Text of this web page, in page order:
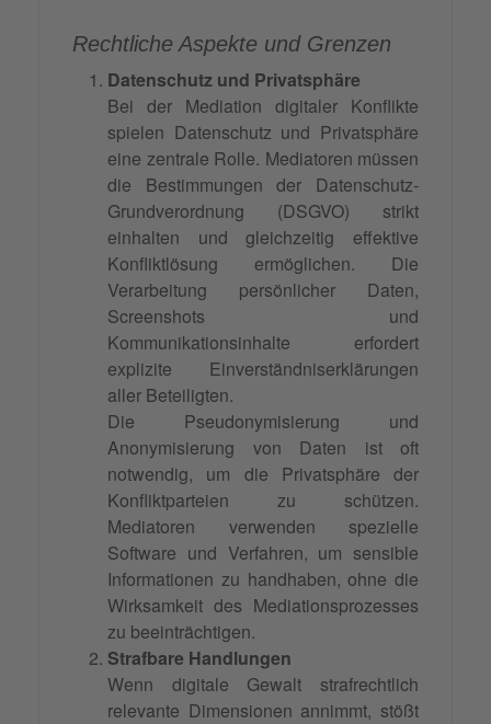
Rechtliche Aspekte und Grenzen
Datenschutz und Privatsphäre
Bei der Mediation digitaler Konflikte
spielen Datenschutz und Privatsphäre
eine zentrale Rolle. Mediatoren müssen
die Bestimmungen der Datenschutz-
Grundverordnung (DSGVO) strikt
einhalten und gleichzeitig effektive
Konfliktlösung ermöglichen. Die
Verarbeitung persönlicher Daten,
Screenshots und
Kommunikationsinhalte erfordert
explizite Einverständniserklärungen
aller Beteiligten.
Die Pseudonymisierung und
Anonymisierung von Daten ist oft
notwendig, um die Privatsphäre der
Konfliktparteien zu schützen.
Mediatoren verwenden spezielle
Software und Verfahren, um sensible
Informationen zu handhaben, ohne die
Wirksamkeit des Mediationsprozesses
zu beeinträchtigen.
Strafbare Handlungen
Wenn digitale Gewalt strafrechtlich
relevante Dimensionen annimmt, stößt